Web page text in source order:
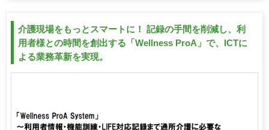
介護現場をもっとスマートに！ 記録の手間を削減し、利
用者様との時間を創出する「Wellness ProA」で、ICTに
よる業務革新を実現。